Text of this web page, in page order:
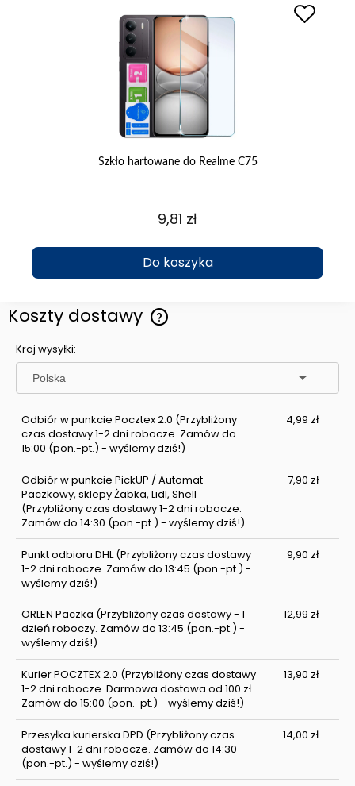
Szkło hartowane do Realme C75
9,81 zł
Do koszyka
Koszty dostawy
Cena nie zawiera ewentualnych kosztów płatności
Kraj wysyłki:
Odbiór w punkcie Pocztex 2.0 (Przybliżony
czas dostawy 1-2 dni robocze. Zamów do
15:00 (pon.-pt.) - wyślemy dziś!)
4,99 zł
Odbiór w punkcie PickUP / Automat
Paczkowy, sklepy Żabka, Lidl, Shell
(Przybliżony czas dostawy 1-2 dni robocze.
Zamów do 14:30 (pon.-pt.) - wyślemy dziś!)
7,90 zł
Punkt odbioru DHL(Przybliżony czas dostawy
1-2 dni robocze. Zamów do 13:45 (pon.-pt.) -
wyślemy dziś!)
9,90 zł
ORLEN Paczka (Przybliżony czas dostawy - 1
dzień roboczy. Zamów do 13:45 (pon.-pt.) -
wyślemy dziś!)
12,99 zł
Kurier POCZTEX 2.0 (Przybliżony czas dostawy
1-2 dni robocze. Darmowa dostawa od 100 zł.
Zamów do 15:00 (pon.-pt.) - wyślemy dziś!)
13,90 zł
Przesyłka kurierska DPD (Przybliżony czas
dostawy 1-2 dni robocze. Zamów do 14:30
(pon.-pt.) - wyślemy dziś!)
14,00 zł